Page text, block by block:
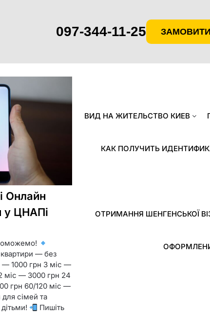
Онлайн
у ЦНАПі
квартири — без
— 1000 грн 3 міс —
міс — 3000 грн 24
грн 60/120 міс —
сімей та
Пишіть
ВИД НА ЖИТЕЛЬСТВО КИЕВ
КАК ПОЛУЧИТЬ
ОТРИМАННЯ ШЕНГЕНСЬКОЇ
097-344-11-25